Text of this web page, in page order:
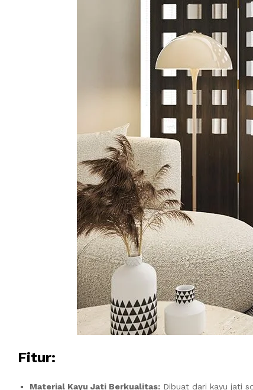
Fitur:
Material Kayu Jati Berkualitas: Dibuat dari kayu jati